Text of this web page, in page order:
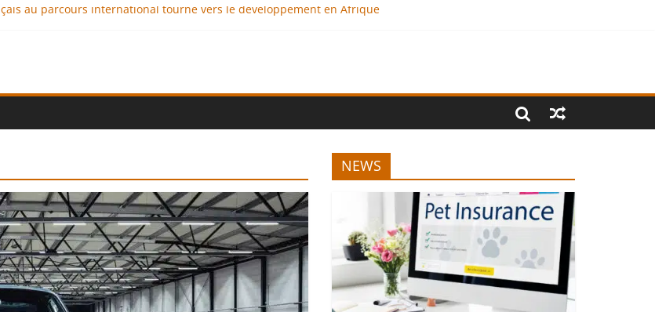
au parcours international tourné vers le développement en Afrique
service de l’indépendance financière
comme moteur de coopération internationale
NEWS